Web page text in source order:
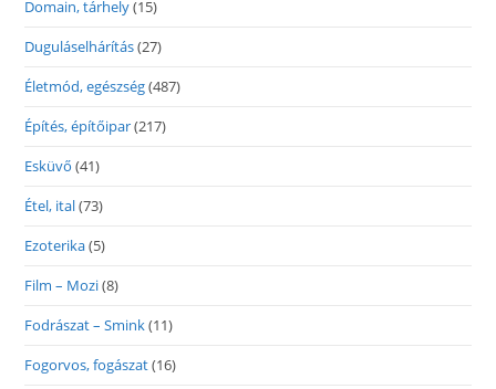
Domain, tárhely(15)
Duguláselhárítás(27)
Életmód, egészség(487)
Építés, építőipar(217)
Esküvő (41)
Étel, ital(73)
Ezoterika(5)
Film – Mozi(8)
Fodrászat – Smink(11)
Fogorvos, fogászat(16)